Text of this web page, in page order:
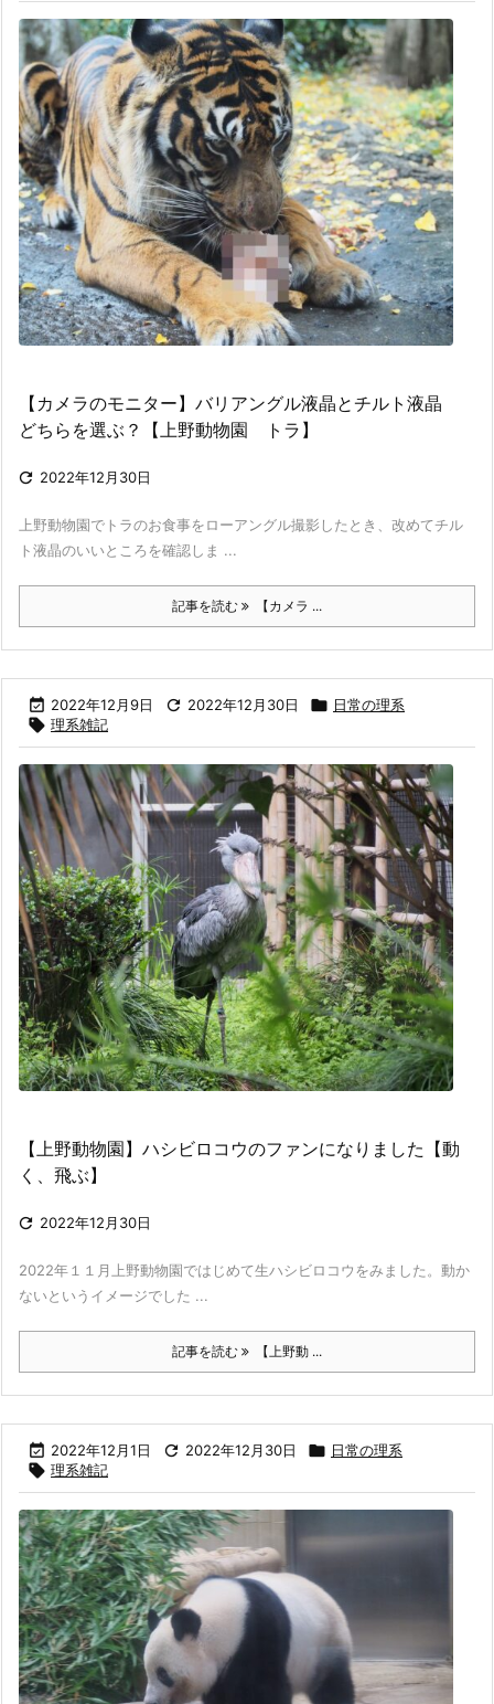
【カメラのモニター】バリアングル液晶とチルト液晶
どちらを選ぶ？【上野動物園 トラ】
 2022年12月30日
上野動物園でトラのお食事をローアングル撮影したとき、改めてチル
ト液晶のいいところを確認しま ...
記事を読む 【カメラ ...
 2022年12月9日  2022年12月30日  日常の理系
 理系雑記
【上野動物園】ハシビロコウのファンになりました【動
く、飛ぶ】
 2022年12月30日
2022年１１月上野動物園ではじめて生ハシビロコウをみました。動か
ないというイメージでした ...
記事を読む 【上野動 ...
 2022年12月1日  2022年12月30日  日常の理系
 理系雑記